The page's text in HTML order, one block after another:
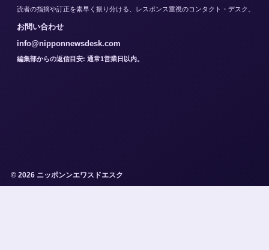
読者の指摘や訂正を素早く振り分ける、レスポンス重視のコンタクト・デスク。
お問い合わせ
info@nipponnewsdesk.com
編集部からの返信目安: 通常1営業日以内。
© 2026 ニッポンンエワスドエスク